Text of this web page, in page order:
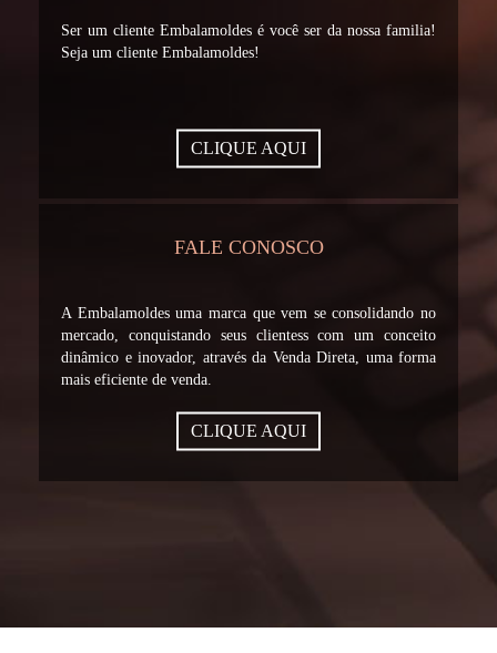
Ser um cliente Embalamoldes é você ser da nossa familia!
Seja um cliente Embalamoldes!
CLIQUE AQUI
FALE CONOSCO
A Embalamoldes uma marca que vem se consolidando no
mercado, conquistando seus clientess com um conceito
dinâmico e inovador, através da Venda Direta, uma forma
mais eficiente de venda.
CLIQUE AQUI